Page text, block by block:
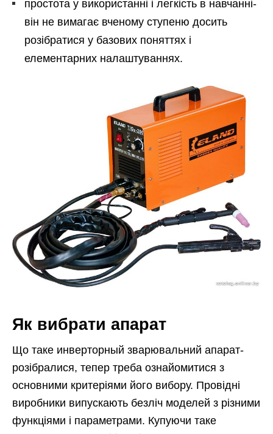
простота у використанні і легкість в навчанні-
він не вимагає вченому ступеню досить
розібратися у базових поняттях і
елементарних налаштуваннях.
Як вибрати апарат
Що таке инверторный зварювальний апарат-
розібралися, тепер треба ознайомитися з
основними критеріями його вибору. Провідні
виробники випускають безліч моделей з різними
функціями і параметрами. Купуючи таке